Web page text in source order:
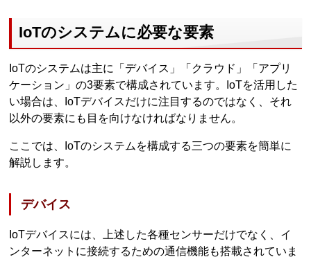
IoTのシステムに必要な要素
IoTのシステムは主に「デバイス」「クラウド」「アプリ
ケーション」の3要素で構成されています。IoTを活用した
い場合は、IoTデバイスだけに注目するのではなく、それ
以外の要素にも目を向けなければなりません。
ここでは、IoTのシステムを構成する三つの要素を簡単に
解説します。
デバイス
IoTデバイスには、上述した各種センサーだけでなく、イ
ンターネットに接続するための通信機能も搭載されていま